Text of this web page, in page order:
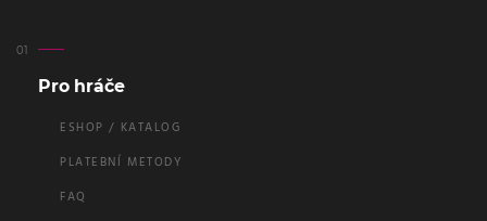
Pro hráče
ESHOP / KATALOG
PLATEBNÍ METODY
FAQ